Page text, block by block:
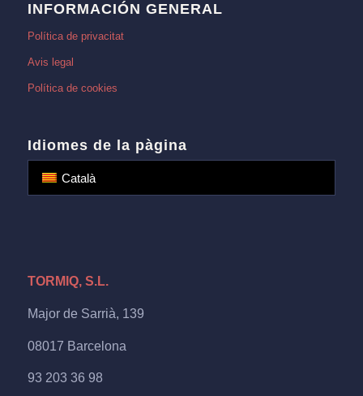
INFORMACIÓN GENERAL
Política de privacitat
Avis legal
Política de cookies
Idiomes de la pàgina
Català
TORMIQ, S.L.
Major de Sarrià, 139
08017 Barcelona
93 203 36 98